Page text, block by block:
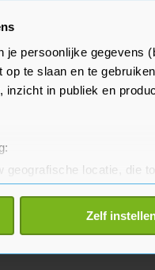
je persoonlijke gegevens
te slaan en te
inzicht in publiek en
geografische locatie, die
actief te scannen op
worden verwerkt
intrekken in de
Zelf